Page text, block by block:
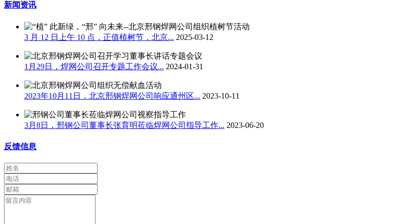
新闻资讯
3 月 12 日上午 10 点，正值植树节，北京... 2025-03-12
1月29日，焊网公司召开专题工作会议... 2024-01-31
2023年10月11日，北京邢钢焊网公司响应通州区... 2023-10-11
3月8日，邢钢公司董事长张育明莅临焊网公司指导工作... 2023-06-20
反馈信息